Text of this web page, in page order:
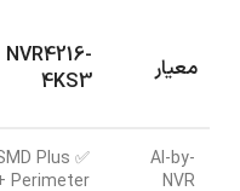
معیار
NVR4216-
4KS3
AI-by-
NVR
SMD Plus
Perimeter